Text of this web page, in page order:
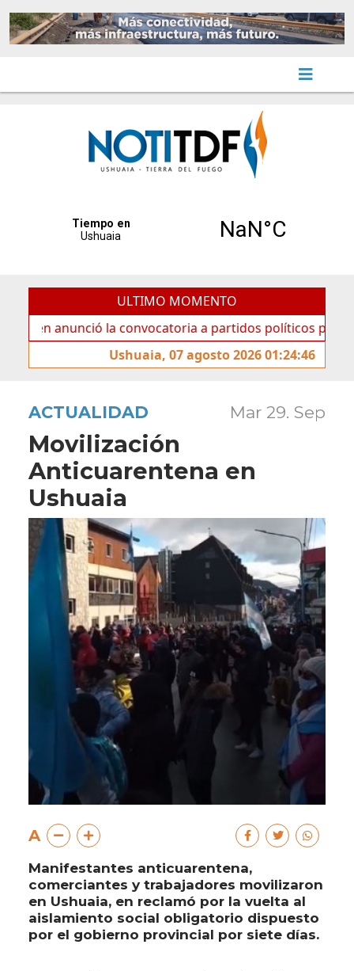
ULTIMO MOMENTO
la convocatoria a partidos políticos por «ficha
Ushuaia, 07 agosto 2026 01:24:46
ACTUALIDAD Mar 29. Sep
Movilización
Anticuarentena en
Ushuaia
A
Manifestantes anticuarentena,
comerciantes y trabajadores movilizaron
en Ushuaia, en reclamó por la vuelta al
aislamiento social obligatorio dispuesto
por el gobierno provincial por siete días.